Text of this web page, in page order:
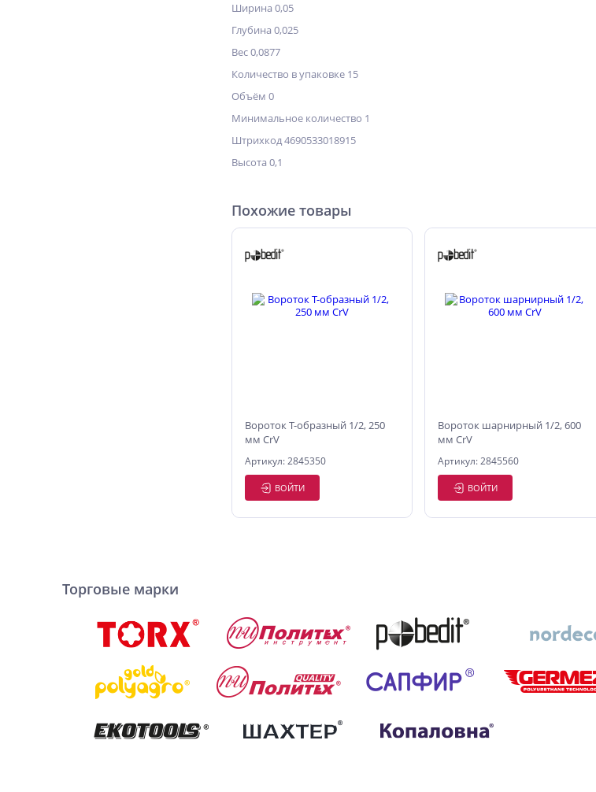
Ширина 0,05
Глубина 0,025
Вес 0,0877
Количество в упаковке 15
Объём 0
Минимальное количество 1
Штрихкод 4690533018915
Высота 0,1
Похожие товары
Вороток Т-образный 1/2, 250
мм CrV
Артикул: 2845350
ВОЙТИ
Вороток шарнирный 1/2, 600
мм CrV
Артикул: 2845560
ВОЙТИ
Торговые марки